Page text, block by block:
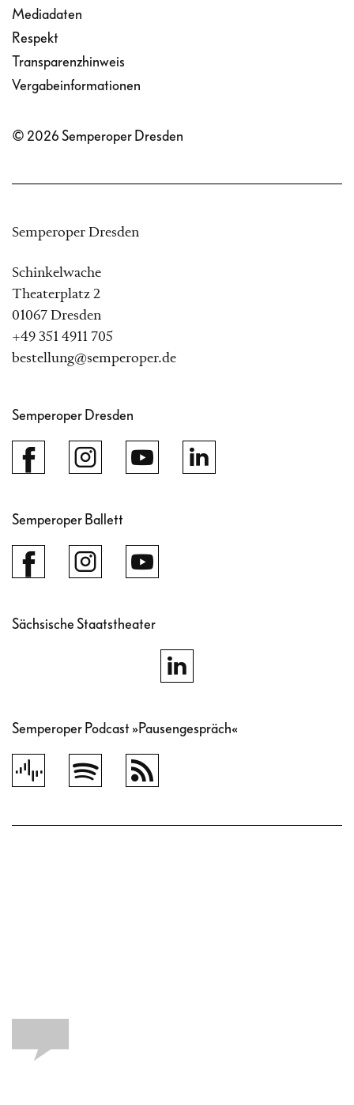
Mediadaten
Respekt
Transparenzhinweis
Vergabeinformationen
© 2026 Semperoper Dresden
Semperoper Dresden
Schinkelwache
Theaterplatz 2
01067 Dresden
+49 351 4911 705
bestellung@semperoper.de
Semperoper Dresden
Semperoper Ballett
Sächsische Staatstheater
Semperoper Podcast »Pausengespräch«